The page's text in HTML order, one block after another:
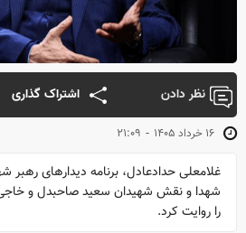
نظر دادن اشتراک گذاری
۲۱:۰۹ - ۱۶ خرداد ۱۴۰۵
غلامعلی حدادعادل، برنامه دیدار‌های رهبر
شهدا و نقش شهیدان سعید صاحبدل و خاجی
را روایت کرد.